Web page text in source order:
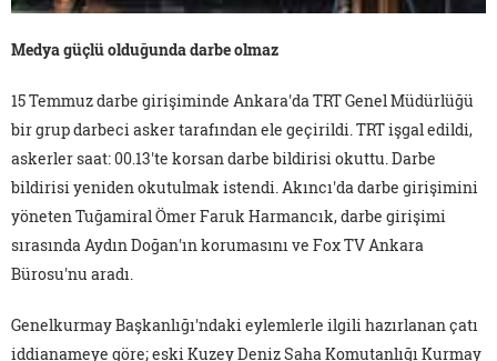
Medya güçlü olduğunda darbe olmaz
15 Temmuz darbe girişiminde Ankara'da TRT Genel Müdürlüğü
bir grup darbeci asker tarafından ele geçirildi. TRT işgal edildi,
askerler saat: 00.13'te korsan darbe bildirisi okuttu. Darbe
bildirisi yeniden okutulmak istendi. Akıncı'da darbe girişimini
yöneten Tuğamiral Ömer Faruk Harmancık, darbe girişimi
sırasında Aydın Doğan'ın korumasını ve Fox TV Ankara
Bürosu'nu aradı.
Genelkurmay Başkanlığı'ndaki eylemlerle ilgili hazırlanan çatı
iddianameye göre; eski Kuzey Deniz Saha Komutanlığı Kurmay